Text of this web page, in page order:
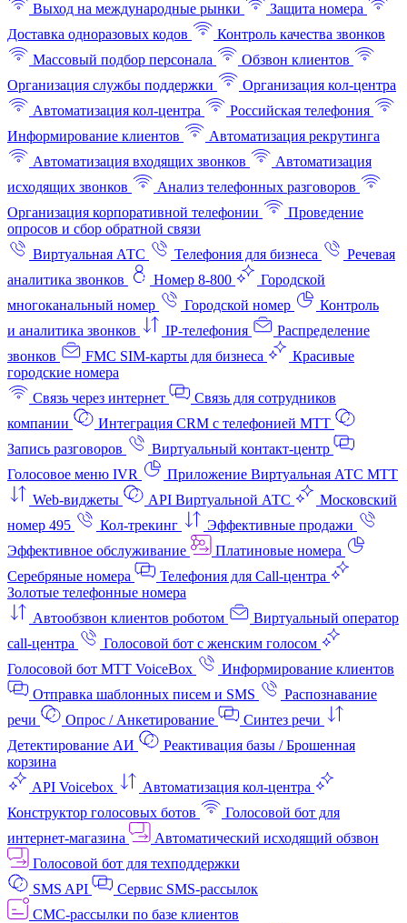
Выход на международные рынки
Защита номера
Доставка одноразовых кодов
Контроль качества звонков
Массовый подбор персонала
Обзвон клиентов
Организация службы поддержки
Организация кол-центра
Автоматизация кол-центра
Российская телефония
Информирование клиентов
Автоматизация рекрутинга
Автоматизация входящих звонков
Автоматизация
исходящих звонков
Анализ телефонных разговоров
Организация корпоративной телефонии
Проведение
опросов и сбор обратной связи
Виртуальная АТС
Телефония для бизнеса
Речевая
аналитика звонков
Номер 8-800
Городской
многоканальный номер
Городской номер
Контроль
и аналитика звонков
IP-телефония
Распределение
звонков
FMC SIM-карты для бизнеса
Красивые
городские номера
Связь через интернет
Связь для сотрудников
компании
Интеграция CRM с телефонией МТТ
Запись разговоров
Виртуальный контакт‑центр
Голосовое меню IVR
Приложение Виртуальная АТС МТТ
Web-виджеты
API Виртуальной АТС
Московский
номер 495
Кол-трекинг
Эффективные продажи
Эффективное обслуживание
Платиновые номера
Серебряные номера
Телефония для Call-центра
Золотые телефонные номера
Автообзвон клиентов роботом
Виртуальный оператор
call-центра
Голосовой бот с женским голосом
Голосовой бот МТТ VoiceBox
Информирование клиентов
Отправка шаблонных писем и SMS
Распознавание
речи
Опрос / Анкетирование
Синтез речи
Детектирование АИ
Реактивация базы / Брошенная
корзина
API Voicebox
Автоматизация кол‑центра
Конструктор голосовых ботов
Голосовой бот для
интернет‑магазина
Автоматический исходящий обзвон
Голосовой бот для техподдержки
SMS API
Сервис SMS-рассылок
СМС-рассылки по базе клиентов